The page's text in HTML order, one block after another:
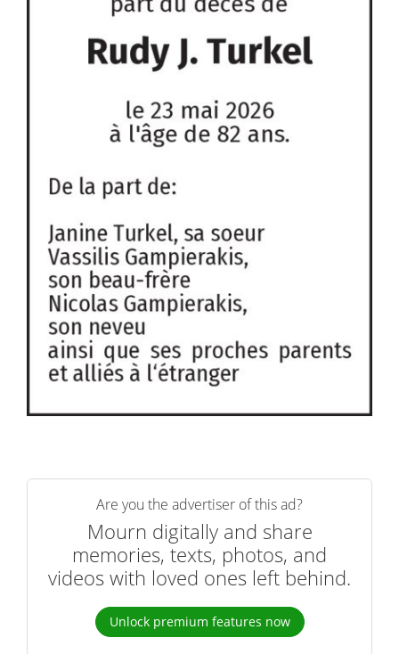
Are you the advertiser of this ad?
Mourn digitally and share
memories, texts, photos, and
videos with loved ones left behind.
Unlock premium features now